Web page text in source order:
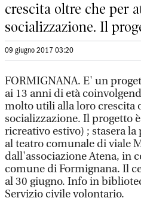
crescita oltre che per
socializzazione. Il
09 giugno 2017 03:20
FORMIGNANA. E' un
ai 13 anni di età
molto utili alla loro crescita
socializzazione. Il progetto
ricreativo estivo) ; stasera
al teatro comunale di viale
dall'associazione Atena, in
comune di Formignana. Il
al 30 giugno. Info in
Servizio civile volontario.